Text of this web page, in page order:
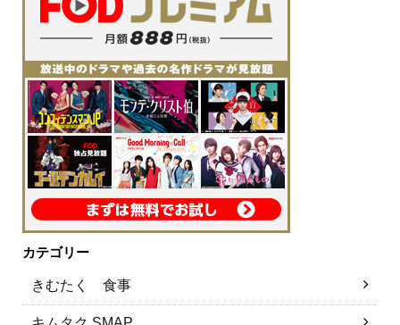
カテゴリー
きむたく 食事